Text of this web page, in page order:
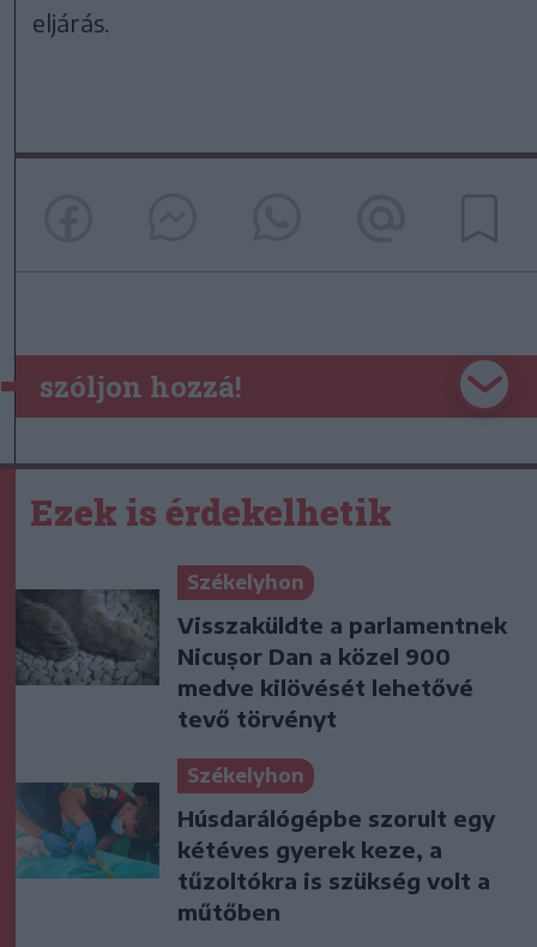
eljárás.
szóljon hozzá!
Ezek is érdekelhetik
Székelyhon
Visszaküldte a parlamentnek
Nicușor Dan a közel 900
medve kilövését lehetővé
tevő törvényt
Székelyhon
Húsdarálógépbe szorult egy
kétéves gyerek keze, a
tűzoltókra is szükség volt a
műtőben